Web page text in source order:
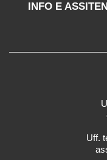
INFO E
Uff.